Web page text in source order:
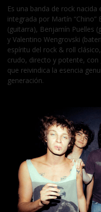
Es una banda de rock
integrada por Martín
(guitarra), Benjamín Puelles
y Valentino Wengrovski
espíritu del rock & roll
crudo, directo y potente,
que reivindica la esencia
generación.